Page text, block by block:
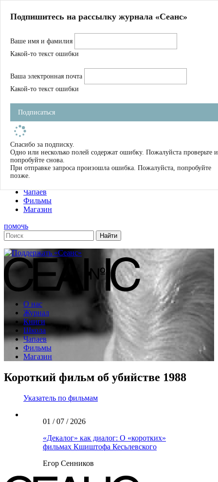
Магазин
Журнал
Школа
Устав
Фильмы
Имена
Тэги
О нас
Журнал
Книги
Чапаев
Фильмы
Магазин
помочь
О нас
Журнал
Книги
Школа
Чапаев
Фильмы
Магазин
Короткий фильм об убийстве 1988
Указатель по фильмам
01 / 07 / 2026
«Декалог» как диалог: О «коротких»
фильмах Кшиштофа Кесьлевского
Егор Сенников
Подпишитесь на рассылку журнала «Сеанс»
Ваше имя и фамилия
Какой-то текст ошибки
Ваша электронная почта
Какой-то текст ошибки
Подписаться
Спасибо за подписку.
Одно или несколько полей содержат ошибку. Пожалуйста проверьте и
попробуйте снова.
При отправке запроса произошла ошибка. Пожалуйста, попробуйте
позже.